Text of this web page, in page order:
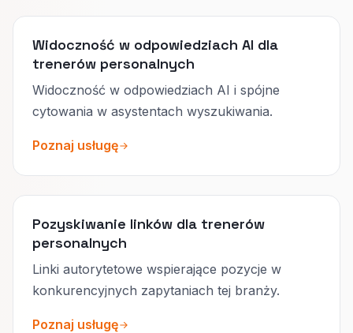
Widoczność w odpowiedziach AI dla
trenerów personalnych
Widoczność w odpowiedziach AI i spójne
cytowania w asystentach wyszukiwania.
Poznaj usługę
Pozyskiwanie linków dla trenerów
personalnych
Linki autorytetowe wspierające pozycje w
konkurencyjnych zapytaniach tej branży.
Poznaj usługę